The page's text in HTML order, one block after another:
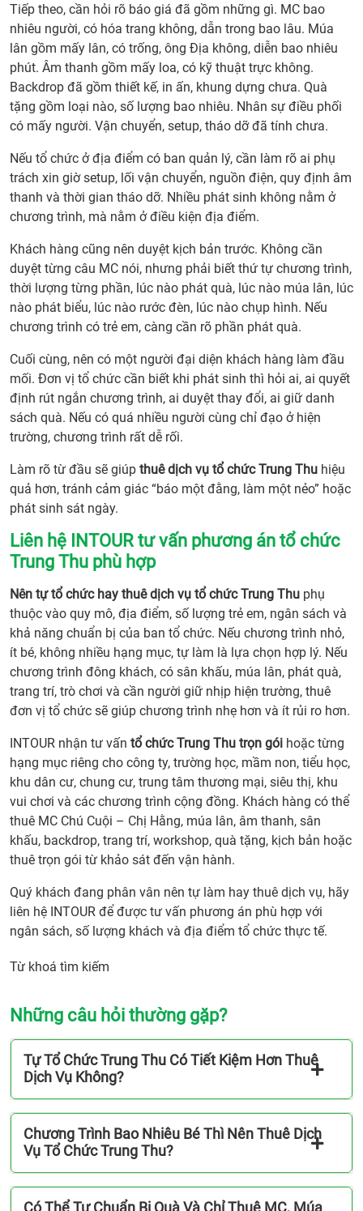
Tiếp theo, cần hỏi rõ báo giá đã gồm những gì. MC bao
nhiêu người, có hóa trang không, dẫn trong bao lâu. Múa
lân gồm mấy lân, có trống, ông Địa không, diễn bao nhiêu
phút. Âm thanh gồm mấy loa, có kỹ thuật trực không.
Backdrop đã gồm thiết kế, in ấn, khung dựng chưa. Quà
tặng gồm loại nào, số lượng bao nhiêu. Nhân sự điều phối
có mấy người. Vận chuyển, setup, tháo dỡ đã tính chưa.
Nếu tổ chức ở địa điểm có ban quản lý, cần làm rõ ai phụ
trách xin giờ setup, lối vận chuyển, nguồn điện, quy định âm
thanh và thời gian tháo dỡ. Nhiều phát sinh không nằm ở
chương trình, mà nằm ở điều kiện địa điểm.
Khách hàng cũng nên duyệt kịch bản trước. Không cần
duyệt từng câu MC nói, nhưng phải biết thứ tự chương trình,
thời lượng từng phần, lúc nào phát quà, lúc nào múa lân, lúc
nào phát biểu, lúc nào rước đèn, lúc nào chụp hình. Nếu
chương trình có trẻ em, càng cần rõ phần phát quà.
Cuối cùng, nên có một người đại diện khách hàng làm đầu
mối. Đơn vị tổ chức cần biết khi phát sinh thì hỏi ai, ai quyết
định rút ngắn chương trình, ai duyệt thay đổi, ai giữ danh
sách quà. Nếu có quá nhiều người cùng chỉ đạo ở hiện
trường, chương trình rất dễ rối.
Làm rõ từ đầu sẽ giúp thuê dịch vụ tổ chức Trung Thu hiệu
quả hơn, tránh cảm giác “báo một đằng, làm một nẻo” hoặc
phát sinh sát ngày.
Liên hệ INTOUR tư vấn phương án tổ chức
Trung Thu phù hợp
Nên tự tổ chức hay thuê dịch vụ tổ chức Trung Thu phụ
thuộc vào quy mô, địa điểm, số lượng trẻ em, ngân sách và
khả năng chuẩn bị của ban tổ chức. Nếu chương trình nhỏ,
ít bé, không nhiều hạng mục, tự làm là lựa chọn hợp lý. Nếu
chương trình đông khách, có sân khấu, múa lân, phát quà,
trang trí, trò chơi và cần người giữ nhịp hiện trường, thuê
đơn vị tổ chức sẽ giúp chương trình nhẹ hơn và ít rủi ro hơn.
INTOUR nhận tư vấn tổ chức Trung Thu trọn gói hoặc từng
hạng mục riêng cho công ty, trường học, mầm non, tiểu học,
khu dân cư, chung cư, trung tâm thương mại, siêu thị, khu
vui chơi và các chương trình cộng đồng. Khách hàng có thể
thuê MC Chú Cuội – Chị Hằng, múa lân, âm thanh, sân
khấu, backdrop, trang trí, workshop, quà tặng, kịch bản hoặc
thuê trọn gói từ khảo sát đến vận hành.
Quý khách đang phân vân nên tự làm hay thuê dịch vụ, hãy
liên hệ INTOUR để được tư vấn phương án phù hợp với
ngân sách, số lượng khách và địa điểm tổ chức thực tế.
Từ khoá tìm kiếm
Những câu hỏi thường gặp?
Tự Tổ Chức Trung Thu Có Tiết Kiệm Hơn Thuê
Dịch Vụ Không?
Chương Trình Bao Nhiêu Bé Thì Nên Thuê Dịch
Vụ Tổ Chức Trung Thu?
Có Thể Tự Chuẩn Bị Quà Và Chỉ Thuê MC, Múa